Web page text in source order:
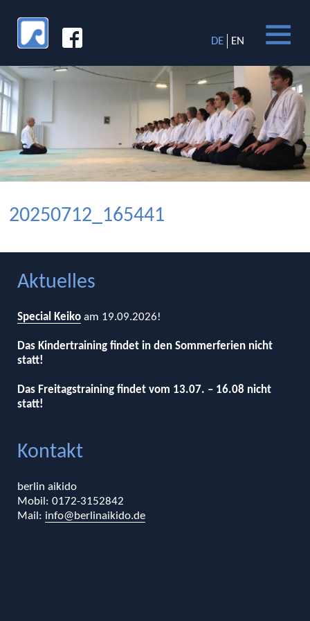
DE EN
20250712_165441
Aktuelles
Special Keiko am 19.09.2026!
Das Kindertraining findet in den Sommerferien nicht
statt!
Das Freitagstraining findet vom 13.07. – 16.08 nicht
statt!
Kontakt
berlin aikido
Mobil: 0172-3152842
Mail: info@berlinaikido.de